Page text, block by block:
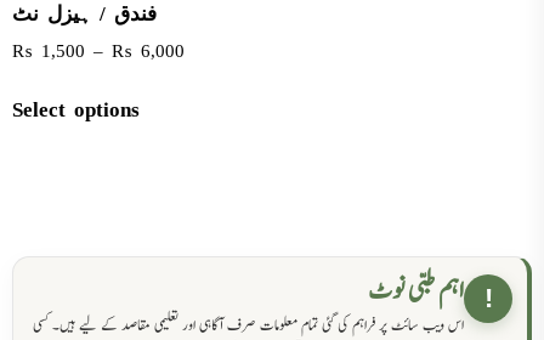
فندق / ہیزل نٹ
₨ 1,500 – ₨ 6,000
Select options
! اہم طبی نوٹ
اس ویب سائٹ پر فراہم کی گئی تمام معلومات صرف آگاہی اور تعلیمی مقاصد کے لیے ہیں۔ کسی